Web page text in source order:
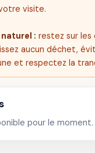
visite.
naturel : restez sur les
aucun déchet,
et respectez la
pour le moment.